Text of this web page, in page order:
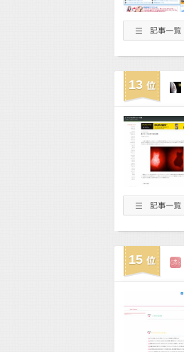
13
15